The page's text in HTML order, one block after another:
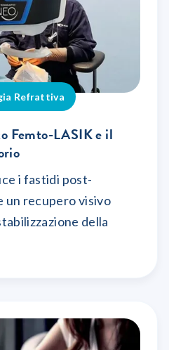
Refrattiva
Femto-LASIK e il
i fastidi post-
un recupero visivo
della